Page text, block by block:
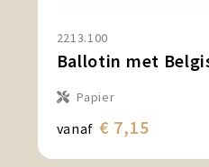
2213.100
Ballotin met
Papier
vanaf € 7,15